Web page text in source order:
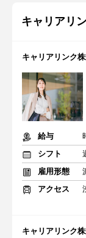
キャリアリ
キャリアリンク
給与
シフト
雇用形態
アクセス
キャリアリンク